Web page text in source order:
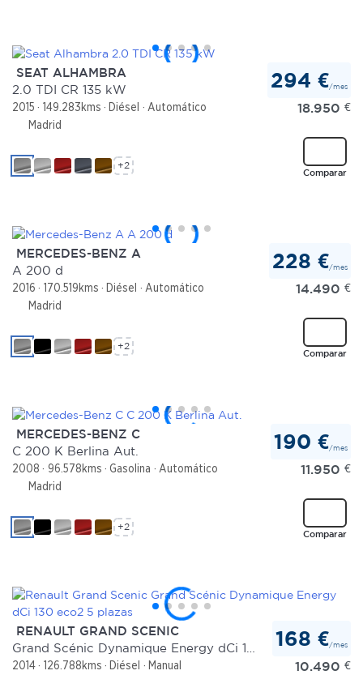
SEAT ALHAMBRA
2.0 TDI CR 135 kW
2015 149.283kms Diésel
Automático
Madrid
294 €/mes
18.950 €
Comparar
+2
MERCEDES-BENZ A
A 200 d
2016 170.519kms Diésel
Automático
Madrid
228 €/mes
14.490 €
Comparar
+2
MERCEDES-BENZ C
C 200 K Berlina Aut.
2008 96.578kms Gasolina
Automático
Madrid
190 €/mes
11.950 €
Comparar
+2
RENAULT GRAND SCENIC
2014 126.788kms Diésel
Manual
168 €/mes
10.490 €